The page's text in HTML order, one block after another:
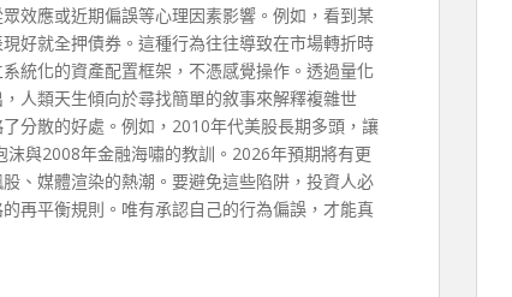
效應或近期偏誤等心理因素影響。例如，看到某
好就全押債券。這種行為往往導致在市場轉折時
統化的資產配置框架，不憑感覺操作。透過量化
人類天生傾向於尋找簡單的敘事來解釋複雜世
分散的好處。例如，2010年代美股長期多頭，讓
與2008年金融海嘯的教訓。2026年預期將有更
、媒體渲染的熱潮。要避免這些陷阱，投資人必
再平衡規則。唯有承認自己的行為偏誤，才能真